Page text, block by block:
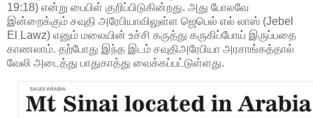
19:18) என்று பைபிள் குறிப்பிடுகின்றது. அது போலவே
இன்றைக்கும் சவுதி அரேபியாவிலுள்ள ஜெபெல் எல் லாஸ் (Jebel
El Lawz) எனும் மலையின் உச்சி கருத்து கருகிப்போய் இருப்பதை
காணலாம். தற்போது இந்த இடம் சவுதிஅரேபியா அரசாங்கத்தால்
வேலி அடைத்து பாதுகாத்து வைக்கப்பட்டுள்ளது.